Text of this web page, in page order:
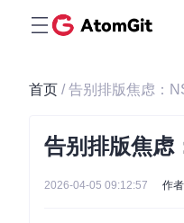
首页 / 告别排版焦虑：
告别排版焦虑
2026-04-05 09:12:57 作